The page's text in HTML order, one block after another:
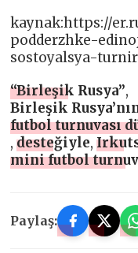
kaynak:https://
podderzhke-
sostoyalsya-
“Birleşik Rusya”,
Birleşik
futbol turnuvası
,desteğiyle,
mini futbol
Paylaş: